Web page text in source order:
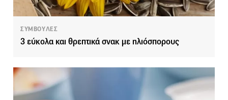
ΣΥΜΒΟΥΛΕΣ
3 εύκολα και θρεπτικά σνακ με ηλιόσπορους